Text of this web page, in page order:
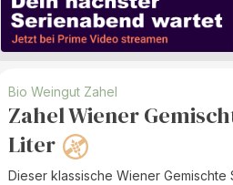
Bio Weingut Zahel
Zahel Wiener
Liter
Dieser klassische Wiener